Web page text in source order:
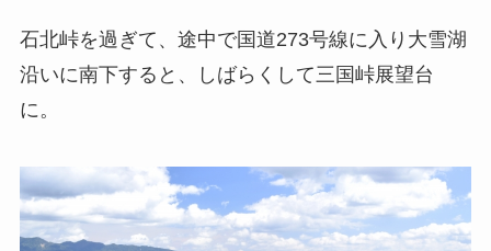
石北峠を過ぎて、途中で国道273号線に入り大雪湖
沿いに南下すると、しばらくして三国峠展望台
に。